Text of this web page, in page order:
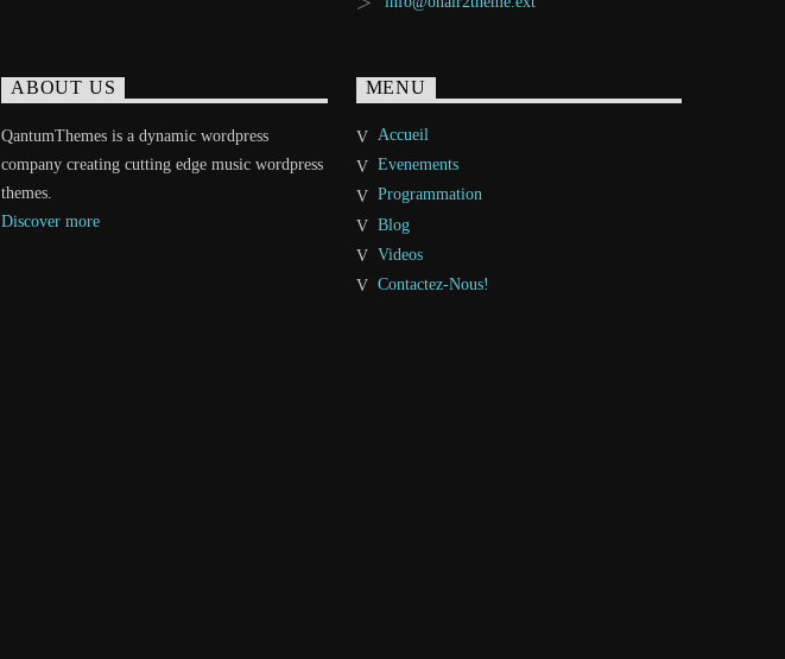
ABOUT US
QantumThemes is a dynamic wordpress
company creating cutting edge music wordpress
themes.
Discover more
MENU
Accueil
Evenements
Programmation
Blog
Videos
Contactez-Nous!